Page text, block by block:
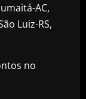
AC,
Luiz-RS,
no